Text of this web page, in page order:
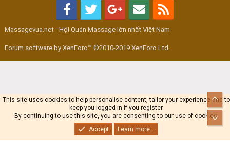
Massagevua.net - Hội Quán Massage lớn nhất Việt Nam
Forum software by XenForo™ ©2010-2019 XenForo Ltd.
This site uses cookies to help personalise content, tailor your experience and to
keep you logged in if you register.
By continuing to use this site, you are consenting to our use of cookies.
Accept
Learn more...
Top